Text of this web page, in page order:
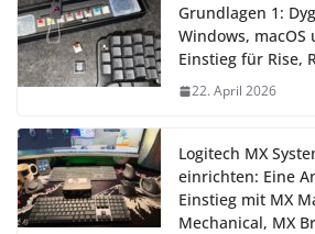
Grundlagen 1:
Windows, macOS
Einstieg für Rise,
22. April 2026
Logitech MX
einrichten: Eine
Einstieg mit MX
Mechanical, MX